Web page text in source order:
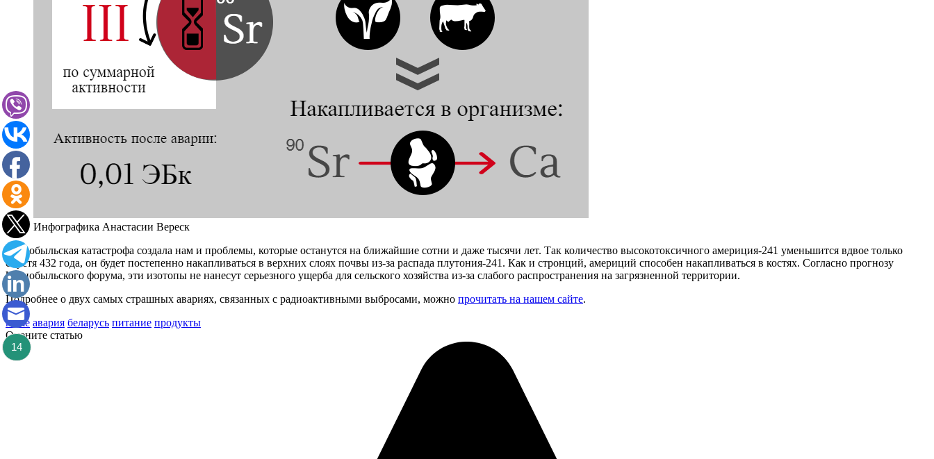
Инфографика Анастасии Вереск
Чернобыльская катастрофа создала нам и проблемы, которые останутся на ближайшие сотни и даже тысячи лет. Так количество высокотоксичного америция-241 уменьшится вдвое только
спустя 432 года, он будет постепенно накапливаться в верхних слоях почвы из-за распада плутония-241. Как и стронций, америций способен накапливаться в костях. Согласно прогнозу
Чернобыльского форума, эти изотопы не нанесут серьезного ущерба для сельского хозяйства из-за слабого распространения на загрязненной территории.
Подробнее о двух самых страшных авариях, связанных с радиоактивными выбросами, можно прочитать на нашем сайте.
home авария беларусь питание продукты
Оцените статью
14